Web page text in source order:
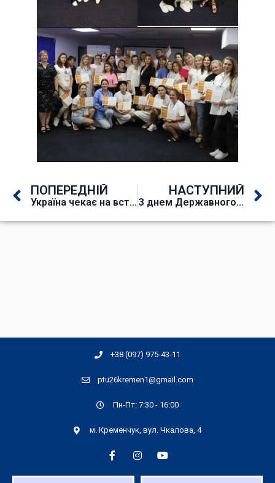
ПОПЕРЕДНІЙ
Україна чекає на вступників з тимчасово окупованих територій
НАСТУПНИЙ
З днем Державного Прапора України!
+38 (097) 975-43-11
ptu26kremen1@gmail.com
Пн-Пт: 7:30 - 16:00
м. Кременчук, вул. Чкалова, 4